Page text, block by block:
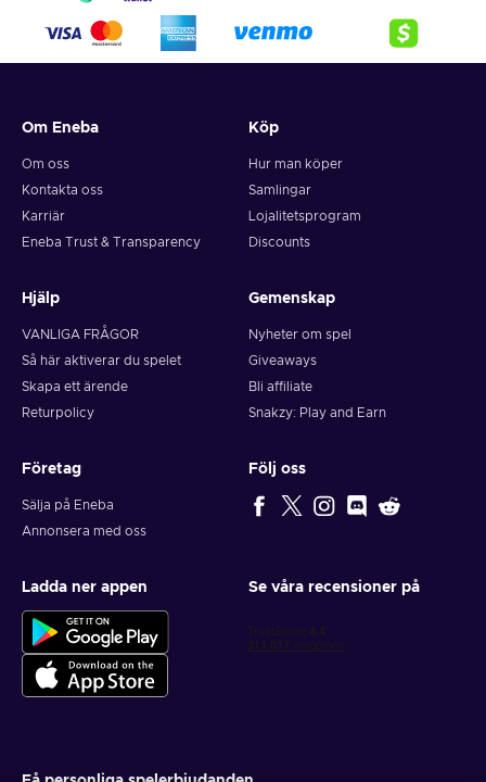
Om Eneba
Om oss
Kontakta oss
Karriär
Eneba Trust & Transparency
Köp
Hur man köper
Samlingar
Lojalitetsprogram
Discounts
Hjälp
VANLIGA FRÅGOR
Så här aktiverar du spelet
Skapa ett ärende
Returpolicy
Gemenskap
Nyheter om spel
Giveaways
Bli affiliate
Snakzy: Play and Earn
Företag
Sälja på Eneba
Annonsera med oss
Följ oss
Ladda ner appen Se våra recensioner på